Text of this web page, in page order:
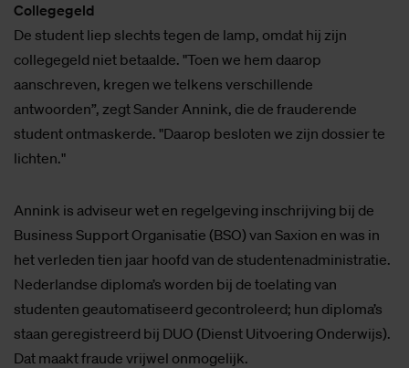
Collegegeld
De student liep slechts tegen de lamp, omdat hij zijn
collegegeld niet betaalde. "Toen we hem daarop
aanschreven, kregen we telkens verschillende
antwoorden”, zegt Sander Annink, die de frauderende
student ontmaskerde. "Daarop besloten we zijn dossier te
lichten."
Annink is adviseur wet en regelgeving inschrijving bij de
Business Support Organisatie (BSO) van Saxion en was in
het verleden tien jaar hoofd van de studentenadministratie.
Nederlandse diploma’s worden bij de toelating van
studenten geautomatiseerd gecontroleerd; hun diploma’s
staan geregistreerd bij DUO (Dienst Uitvoering Onderwijs).
Dat maakt fraude vrijwel onmogelijk.